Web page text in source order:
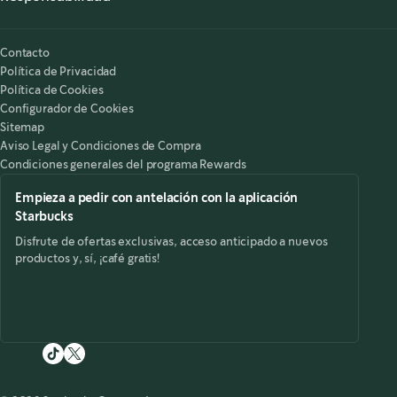
Contacto
Política de Privacidad
Política de Cookies
Configurador de Cookies
Sitemap
Aviso Legal y Condiciones de Compra
Condiciones generales del programa Rewards
Empieza a pedir con antelación con la aplicación
Starbucks
Disfrute de ofertas exclusivas, acceso anticipado a nuevos
productos y, sí, ¡café gratis!